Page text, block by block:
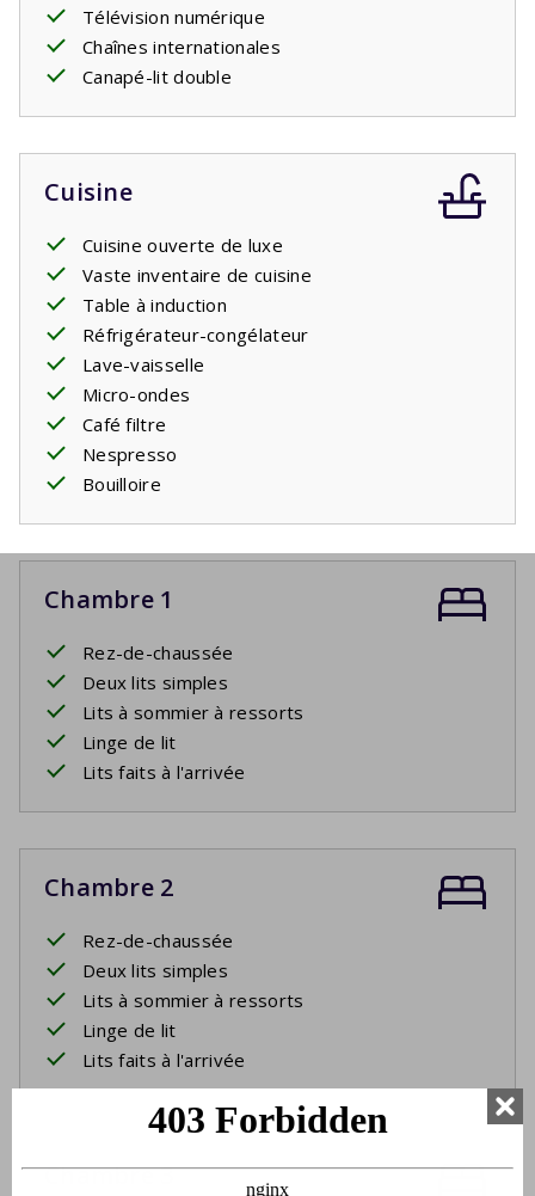
Télévision numérique
Chaînes internationales
Canapé-lit double
Cuisine
Cuisine ouverte de luxe
Vaste inventaire de cuisine
Table à induction
Réfrigérateur-congélateur
Lave-vaisselle
Micro-ondes
Café filtre
Nespresso
Bouilloire
Chambre 1
Rez-de-chaussée
Deux lits simples
Lits à sommier à ressorts
Linge de lit
Lits faits à l'arrivée
Chambre 2
Rez-de-chaussée
Deux lits simples
Lits à sommier à ressorts
Linge de lit
Lits faits à l'arrivée
Chambre 3